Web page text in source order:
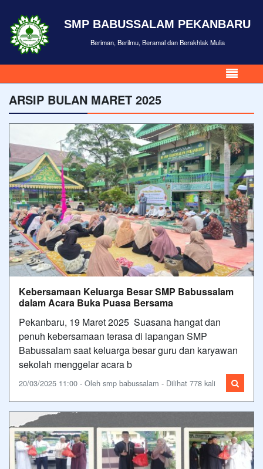
SMP BABUSSALAM PEKANBARU
Beriman, Berilmu, Beramal dan Berakhlak Mulia
ARSIP BULAN MARET 2025
Kebersamaan Keluarga Besar SMP Babussalam
dalam Acara Buka Puasa Bersama
Pekanbaru, 19 Maret 2025 Suasana hangat dan
penuh kebersamaan terasa di lapangan SMP
Babussalam saat keluarga besar guru dan karyawan
sekolah menggelar acara b
20/03/2025 11:00 - Oleh smp babussalam - Dilihat 778 kali